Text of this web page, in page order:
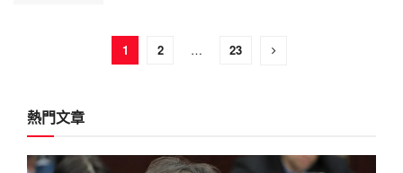
1 2 … 23
熱門文章